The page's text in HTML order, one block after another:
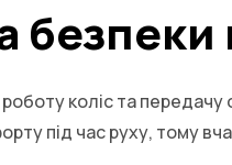
безпеки
коліс та передачу
під час руху, тому